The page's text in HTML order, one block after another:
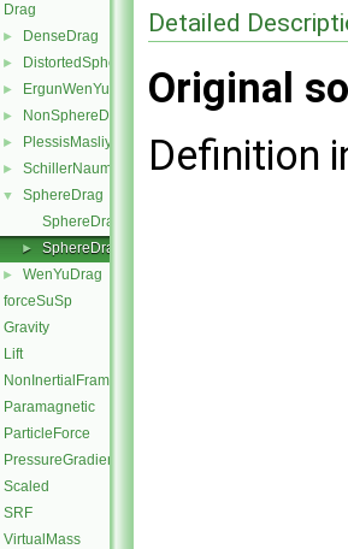
Drag
► DenseDrag
► DistortedSphereDrag
► ErgunWenYuDrag
► NonSphereDrag
► PlessisMasliyahDrag
► SchillerNaumannDrag
▼
SphereDrag
SphereDragForce.C
► SphereDragForce.H
► WenYuDrag
forceSuSp
Gravity
Lift
NonInertialFrame
Paramagnetic
ParticleForce
PressureGradient
Scaled
SRF
VirtualMass
Detailed
Original
Definition